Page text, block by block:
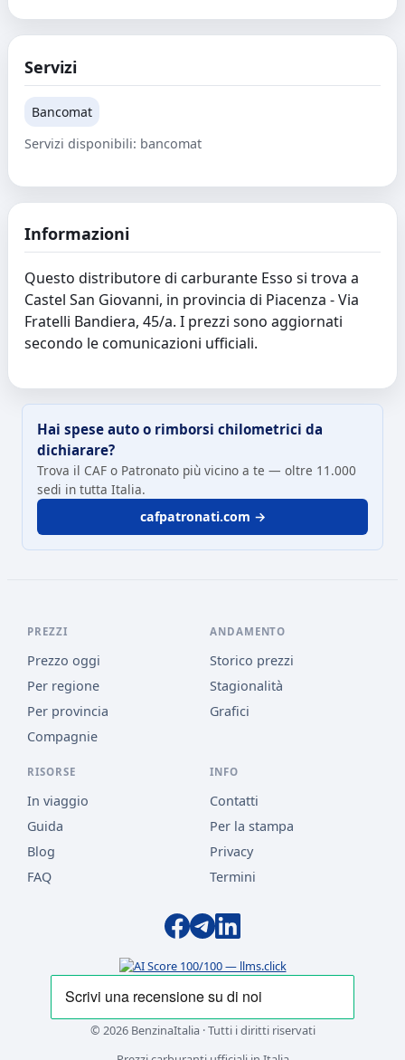
Servizi
Bancomat
Servizi disponibili: bancomat
Informazioni
Questo distributore di carburante Esso si trova a
Castel San Giovanni, in provincia di Piacenza - Via
Fratelli Bandiera, 45/a. I prezzi sono aggiornati
secondo le comunicazioni ufficiali.
Hai spese auto o rimborsi chilometrici da
dichiarare?
Trova il CAF o Patronato più vicino a te — oltre 11.000
sedi in tutta Italia.
cafpatronati.com →
PREZZI
Prezzo oggi
Per regione
Per provincia
Compagnie
ANDAMENTO
Storico prezzi
Stagionalità
Grafici
RISORSE
In viaggio
Guida
Blog
FAQ
INFO
Contatti
Per la stampa
Privacy
Termini
© 2026 BenzinaItalia · Tutti i diritti riservati